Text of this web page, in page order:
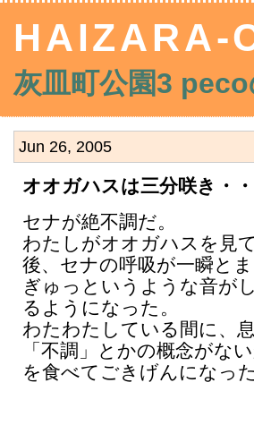
HAIZARA-
灰皿町公園3
Jun 26, 2005
オオガハスは三分咲き・・
セナが絶不調だ。
わたしがオオガハスを見
後、セナの呼吸が一瞬とま
ぎゅっというような音が
るようになった。
わたわたしている間に、
「不調」とかの概念がな
を食べてごきげんになった